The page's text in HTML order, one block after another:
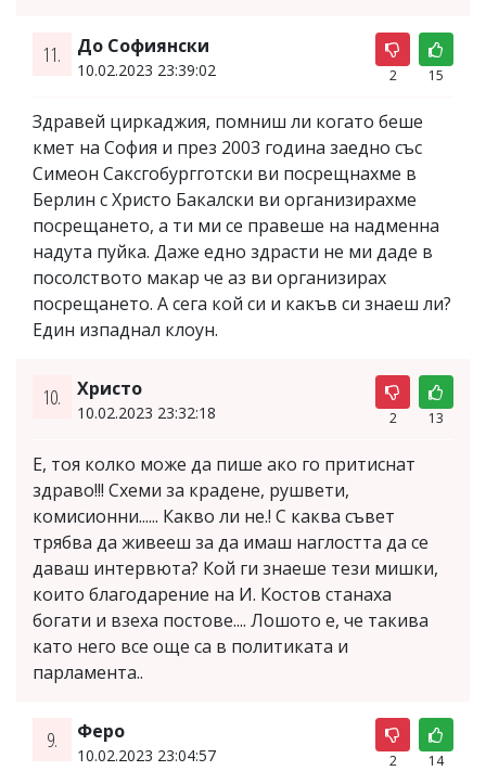
11. До Софиянски
10.02.2023 23:39:02 2 15
Здравей циркаджия, помниш ли когато беше
кмет на София и през 2003 година заедно със
Симеон Саксгобургготски ви посрещнахме в
Берлин с Христо Бакалски ви организирахме
посрещането, а ти ми се правеше на надменна
надута пуйка. Даже едно здрасти не ми даде в
посолството макар че аз ви организирах
посрещането. А сега кой си и какъв си знаеш ли?
Един изпаднал клоун.
10. Христо
10.02.2023 23:32:18 2 13
Е, тоя колко може да пише ако го притиснат
здраво!!! Схеми за крадене, рушвети,
комисионни...... Какво ли не.! С каква съвет
трябва да живееш за да имаш наглостта да се
даваш интервюта? Кой ги знаеше тези мишки,
които благодарение на И. Костов станаха
богати и взеха постове.... Лошото е, че такива
като него все още са в политиката и
парламента..
9. Феро
10.02.2023 23:04:57 2 14